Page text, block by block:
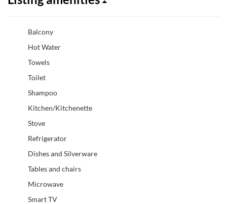
Balcony
Hot Water
Towels
Toilet
Shampoo
Kitchen/Kitchenette
Stove
Refrigerator
Dishes and Silverware
Tables and chairs
Microwave
Smart TV